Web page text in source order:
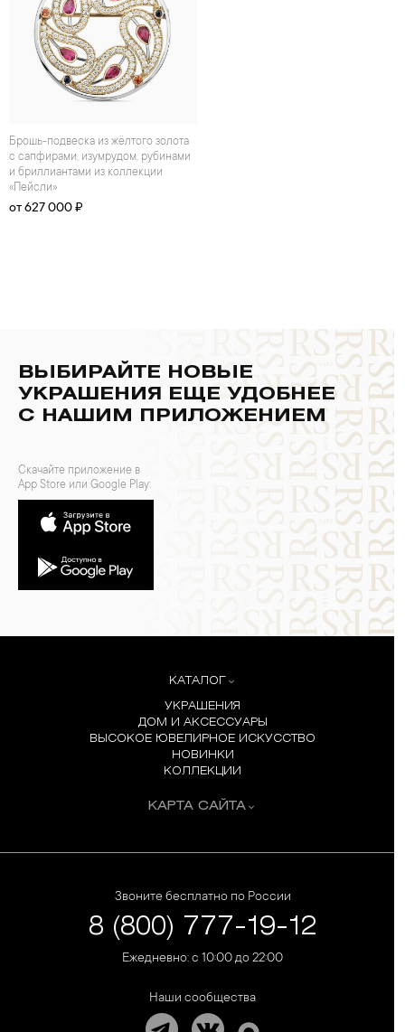
брошь-подвеска из жёлтого золота
с сапфирами, изумрудом, рубинами
и бриллиантами из коллекции
«Пейсли»
от 627 000 ₽
ВЫБИРАЙТЕ НОВЫЕ
УКРАШЕНИЯ ЕЩЕ УДОБНЕЕ
С НАШИМ ПРИЛОЖЕНИЕМ
Скачайте приложение в
App Store или Google Play:
КАТАЛОГ
УКРАШЕНИЯ
ДОМ И АКСЕССУАРЫ
ВЫСОКОЕ ЮВЕЛИРНОЕ ИСКУССТВО
НОВИНКИ
КОЛЛЕКЦИИ
КАРТА САЙТА
Звоните бесплатно по России
8 (800) 777-19-12
Ежедневно: с 10:00 до 22:00
Наши сообщества